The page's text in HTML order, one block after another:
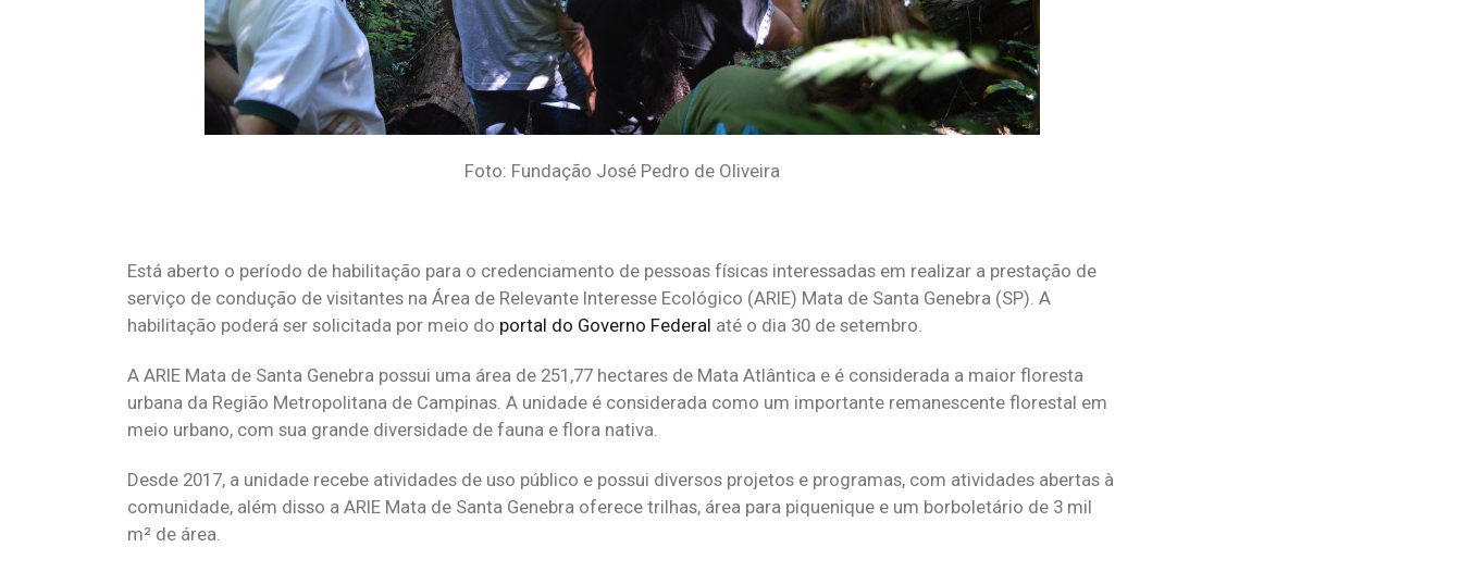
Foto: Fundação José Pedro de Oliveira
Está aberto o período de habilitação para o credenciamento de pessoas físicas interessadas em realizar a prestação de
serviço de condução de visitantes na Área de Relevante Interesse Ecológico (ARIE) Mata de Santa Genebra (SP). A
habilitação poderá ser solicitada por meio do portal do Governo Federal até o dia 30 de setembro.
A ARIE Mata de Santa Genebra possui uma área de 251,77 hectares de Mata Atlântica e é considerada a maior floresta
urbana da Região Metropolitana de Campinas. A unidade é considerada como um importante remanescente florestal em
meio urbano, com sua grande diversidade de fauna e flora nativa.
Desde 2017, a unidade recebe atividades de uso público e possui diversos projetos e programas, com atividades abertas à
comunidade, além disso a ARIE Mata de Santa Genebra oferece trilhas, área para piquenique e um borboletário de 3 mil
m² de área.